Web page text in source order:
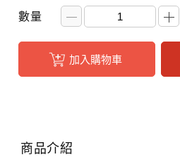
數量
商品介紹